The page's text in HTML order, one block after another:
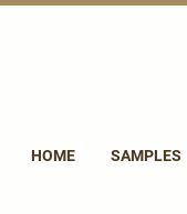
HOME SAMPLES